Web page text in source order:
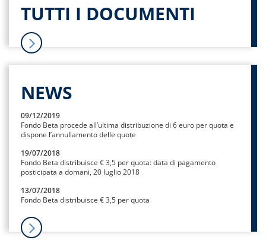
TUTTI I DOCUMENTI
NEWS
09/12/2019
Fondo Beta procede all’ultima distribuzione di 6 euro per quota e
dispone l’annullamento delle quote
19/07/2018
Fondo Beta distribuisce € 3,5 per quota: data di pagamento
posticipata a domani, 20 luglio 2018
13/07/2018
Fondo Beta distribuisce € 3,5 per quota